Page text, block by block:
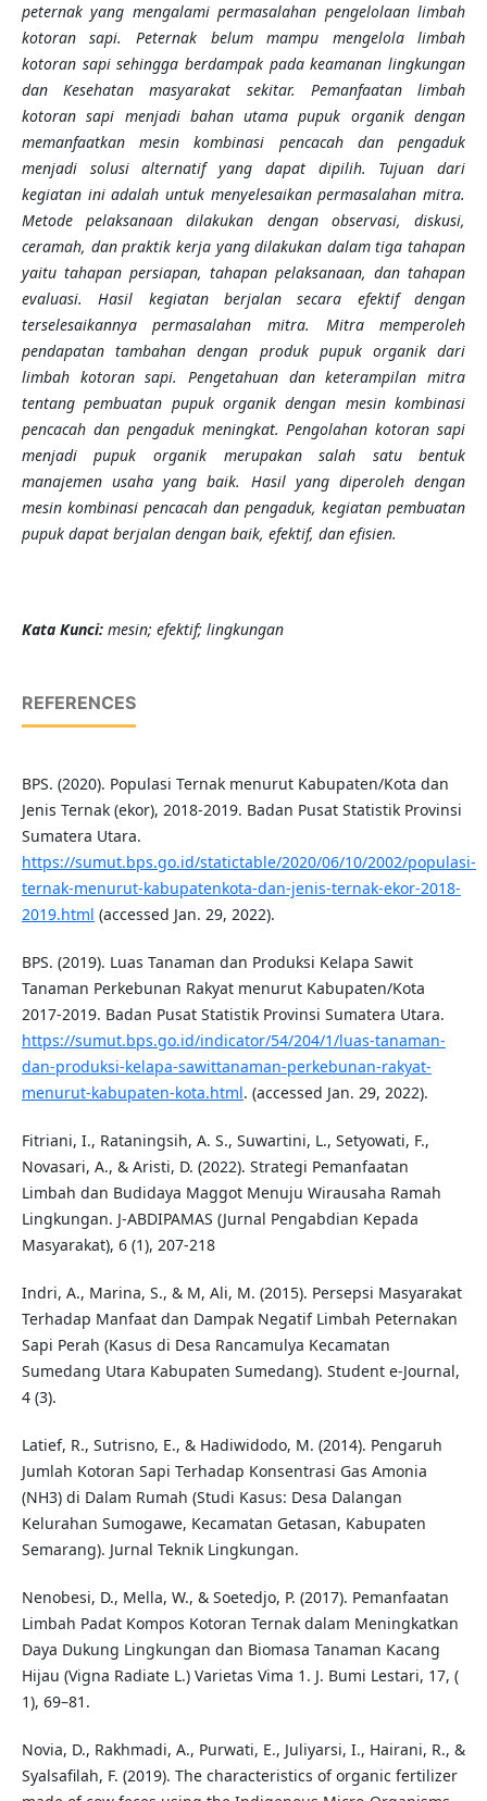
peternak yang mengalami permasalahan pengelolaan limbah
kotoran sapi. Peternak belum mampu mengelola limbah
kotoran sapi sehingga berdampak pada keamanan lingkungan
dan Kesehatan masyarakat sekitar. Pemanfaatan limbah
kotoran sapi menjadi bahan utama pupuk organik dengan
memanfaatkan mesin kombinasi pencacah dan pengaduk
menjadi solusi alternatif yang dapat dipilih. Tujuan dari
kegiatan ini adalah untuk menyelesaikan permasalahan mitra.
Metode pelaksanaan dilakukan dengan observasi, diskusi,
ceramah, dan praktik kerja yang dilakukan dalam tiga tahapan
yaitu tahapan persiapan, tahapan pelaksanaan, dan tahapan
evaluasi. Hasil kegiatan berjalan secara efektif dengan
terselesaikannyapermasalahan mitra. Mitra memperoleh
pendapatan tambahan dengan produk pupuk organik dari
limbah kotoran sapi. Pengetahuan dan keterampilan mitra
tentang pembuatan pupuk organik dengan mesin kombinasi
pencacah dan pengaduk meningkat. Pengolahan kotoran sapi
menjadi pupuk organik merupakan salah satu bentuk
manajemen usaha yang baik. Hasil yang diperoleh dengan
mesin kombinasi pencacah dan pengaduk, kegiatan pembuatan
pupuk dapat berjalan dengan baik, efektif, dan efisien.
Kata Kunci: mesin; efektif; lingkungan
REFERENCES
BPS. (2020). Populasi Ternak menurut Kabupaten/Kota dan
Jenis Ternak (ekor), 2018-2019. Badan Pusat Statistik Provinsi
Sumatera Utara.
https://sumut.bps.go.id/statictable/2020/06/10/2002/populasi-
ternak-menurut-kabupatenkota-dan-jenis-ternak-ekor-2018-
2019.html (accessed Jan. 29, 2022).
BPS. (2019). Luas Tanaman dan Produksi Kelapa Sawit
Tanaman Perkebunan Rakyat menurut Kabupaten/Kota
2017-2019. Badan Pusat Statistik Provinsi Sumatera Utara.
https://sumut.bps.go.id/indicator/54/204/1/luas-tanaman-
dan-produksi-kelapa-sawittanaman-perkebunan-rakyat-
menurut-kabupaten-kota.html. (accessed Jan. 29, 2022).
Fitriani, I., Rataningsih, A. S., Suwartini, L., Setyowati, F.,
Novasari, A., & Aristi, D. (2022). Strategi Pemanfaatan
Limbah dan Budidaya Maggot Menuju Wirausaha Ramah
Lingkungan. J-ABDIPAMAS (Jurnal Pengabdian Kepada
Masyarakat), 6 (1), 207-218
Indri, A., Marina, S., & M, Ali, M. (2015). Persepsi Masyarakat
Terhadap Manfaat dan Dampak Negatif Limbah Peternakan
Sapi Perah (Kasus di Desa Rancamulya Kecamatan
Sumedang Utara Kabupaten Sumedang). Student e-Journal,
4 (3).
Latief, R., Sutrisno, E., & Hadiwidodo, M. (2014). Pengaruh
Jumlah Kotoran Sapi Terhadap Konsentrasi Gas Amonia
(NH3) di Dalam Rumah (Studi Kasus: Desa Dalangan
Kelurahan Sumogawe, Kecamatan Getasan, Kabupaten
Semarang). Jurnal Teknik Lingkungan.
Nenobesi, D., Mella, W., & Soetedjo, P. (2017). Pemanfaatan
Limbah Padat Kompos Kotoran Ternak dalam Meningkatkan
Daya Dukung Lingkungan dan Biomasa Tanaman Kacang
Hijau (Vigna Radiate L.) Varietas Vima 1. J. Bumi Lestari, 17, (
1), 69–81.
Novia, D., Rakhmadi, A., Purwati, E., Juliyarsi, I., Hairani, R., &
Syalsafilah, F. (2019). The characteristics of organic fertilizer